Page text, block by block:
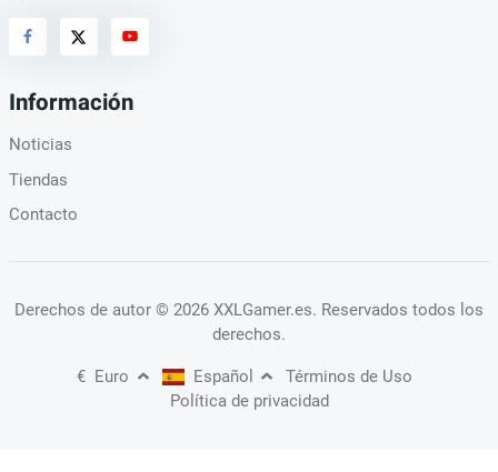
Información
Noticias
Tiendas
Contacto
Derechos de autor © 2026 XXLGamer.es. Reservados todos los
derechos.
€ Euro Español
Términos de Uso
Política de privacidad